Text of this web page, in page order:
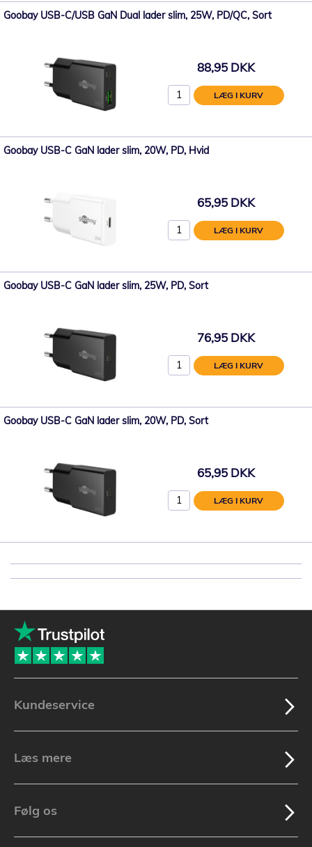
Goobay USB-C/USB GaN Dual lader slim, 25W, PD/QC, Sort
88,95 DKK
LÆG I KURV
Goobay USB-C GaN lader slim, 20W, PD, Hvid
65,95 DKK
LÆG I KURV
Goobay USB-C GaN lader slim, 25W, PD, Sort
76,95 DKK
LÆG I KURV
Goobay USB-C GaN lader slim, 20W, PD, Sort
65,95 DKK
LÆG I KURV
Kundeservice
Læs mere
Følg os